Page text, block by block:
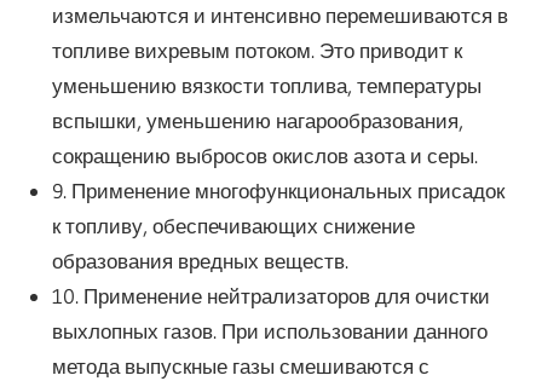
измельчаются и интенсивно перемешиваются в
топливе вихревым потоком. Это приводит к
уменьшению вязкости топлива, температуры
вспышки, уменьшению нагарообразования,
сокращению выбросов окислов азота и серы.
9. Применение многофункциональных присадок
к топливу, обеспечивающих снижение
образования вредных веществ.
10. Применение нейтрализаторов для очистки
выхлопных газов. При использовании данного
метода выпускные газы смешиваются с